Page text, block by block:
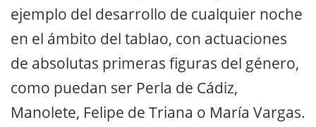
ejemplo del desarrollo de cualquier noche
en el ámbito del tablao, con actuaciones
de absolutas primeras figuras del género,
como puedan ser Perla de Cádiz,
Manolete, Felipe de Triana o María Vargas.